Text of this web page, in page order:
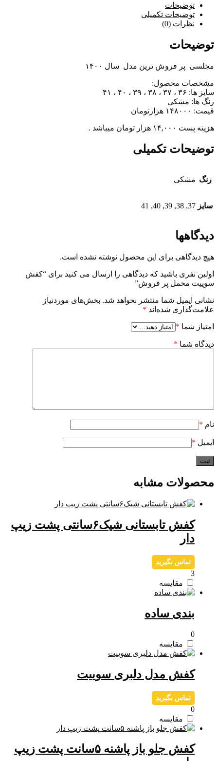
توضیحات
توضیحات تکمیلی
نظرات (0)
توضیحات
مجلسی پر فروش ترین مدل سال ۱۴۰۰
مشخصات محصول:
سایز ها: ۳۶ ، ۳۷ ، ۳۸ ، ۳۹ ، ۴۰ ، ۴۱
رنگ ها: مشکی
قیمت: ۱۴۸۰۰۰ هزارتومان
هزینه پست ۱۴,۰۰۰ هزار تومان میباشد .
توضیحات تکمیلی
رنگ مشکی
سایز 37, 38, 39, 40, 41
دیدگاهها
هیچ دیدگاهی برای این محصول نوشته نشده است.
اولین نفری باشید که دیدگاهی را ارسال می کنید برای “کفش
سوییت مخمل پر فروش”
نشانی ایمیل شما منتشر نخواهد شد. بخش‌های موردنیاز
علامت‌گذاری شده‌اند *
امتیاز شما *
دیدگاه شما *
نام *
ایمیل *
محصولات مشابه
کفش تابستانی شیک۶سانتی پشت زیپ
دار
تماس بگیرید
3
مقایسه
بندی ساده
0
مقایسه
کفش مدل دلبری سوییت
تماس بگیرید
0
مقایسه
کفش جلو باز پاشنه ۵سانت پشت زیپ